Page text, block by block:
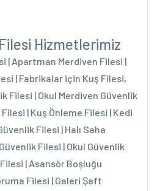
Hizmetlerimiz
| Apartman Merdiven Filesi |
| Fabrikalar için Kuş Filesi,
Filesi | Okul Merdiven Güvenlik
| Kuş Önleme Filesi | Kedi
Filesi | Halı Saha
Filesi | Okul Güvenlik
| Asansör Boşluğu
Filesi | Galeri Şaft